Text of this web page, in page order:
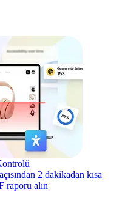
2 dakikadan kısa
raporu alın